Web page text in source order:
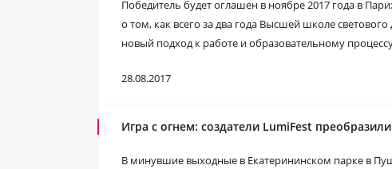
Победитель будет оглашен в ноябре 2017 года в
о том, как всего за два года Высшей школе
новый подход к работе и образовательному
28.08.2017
Игра с огнем: создатели LumiFest
В минувшие выходные в Екатерининском парке в